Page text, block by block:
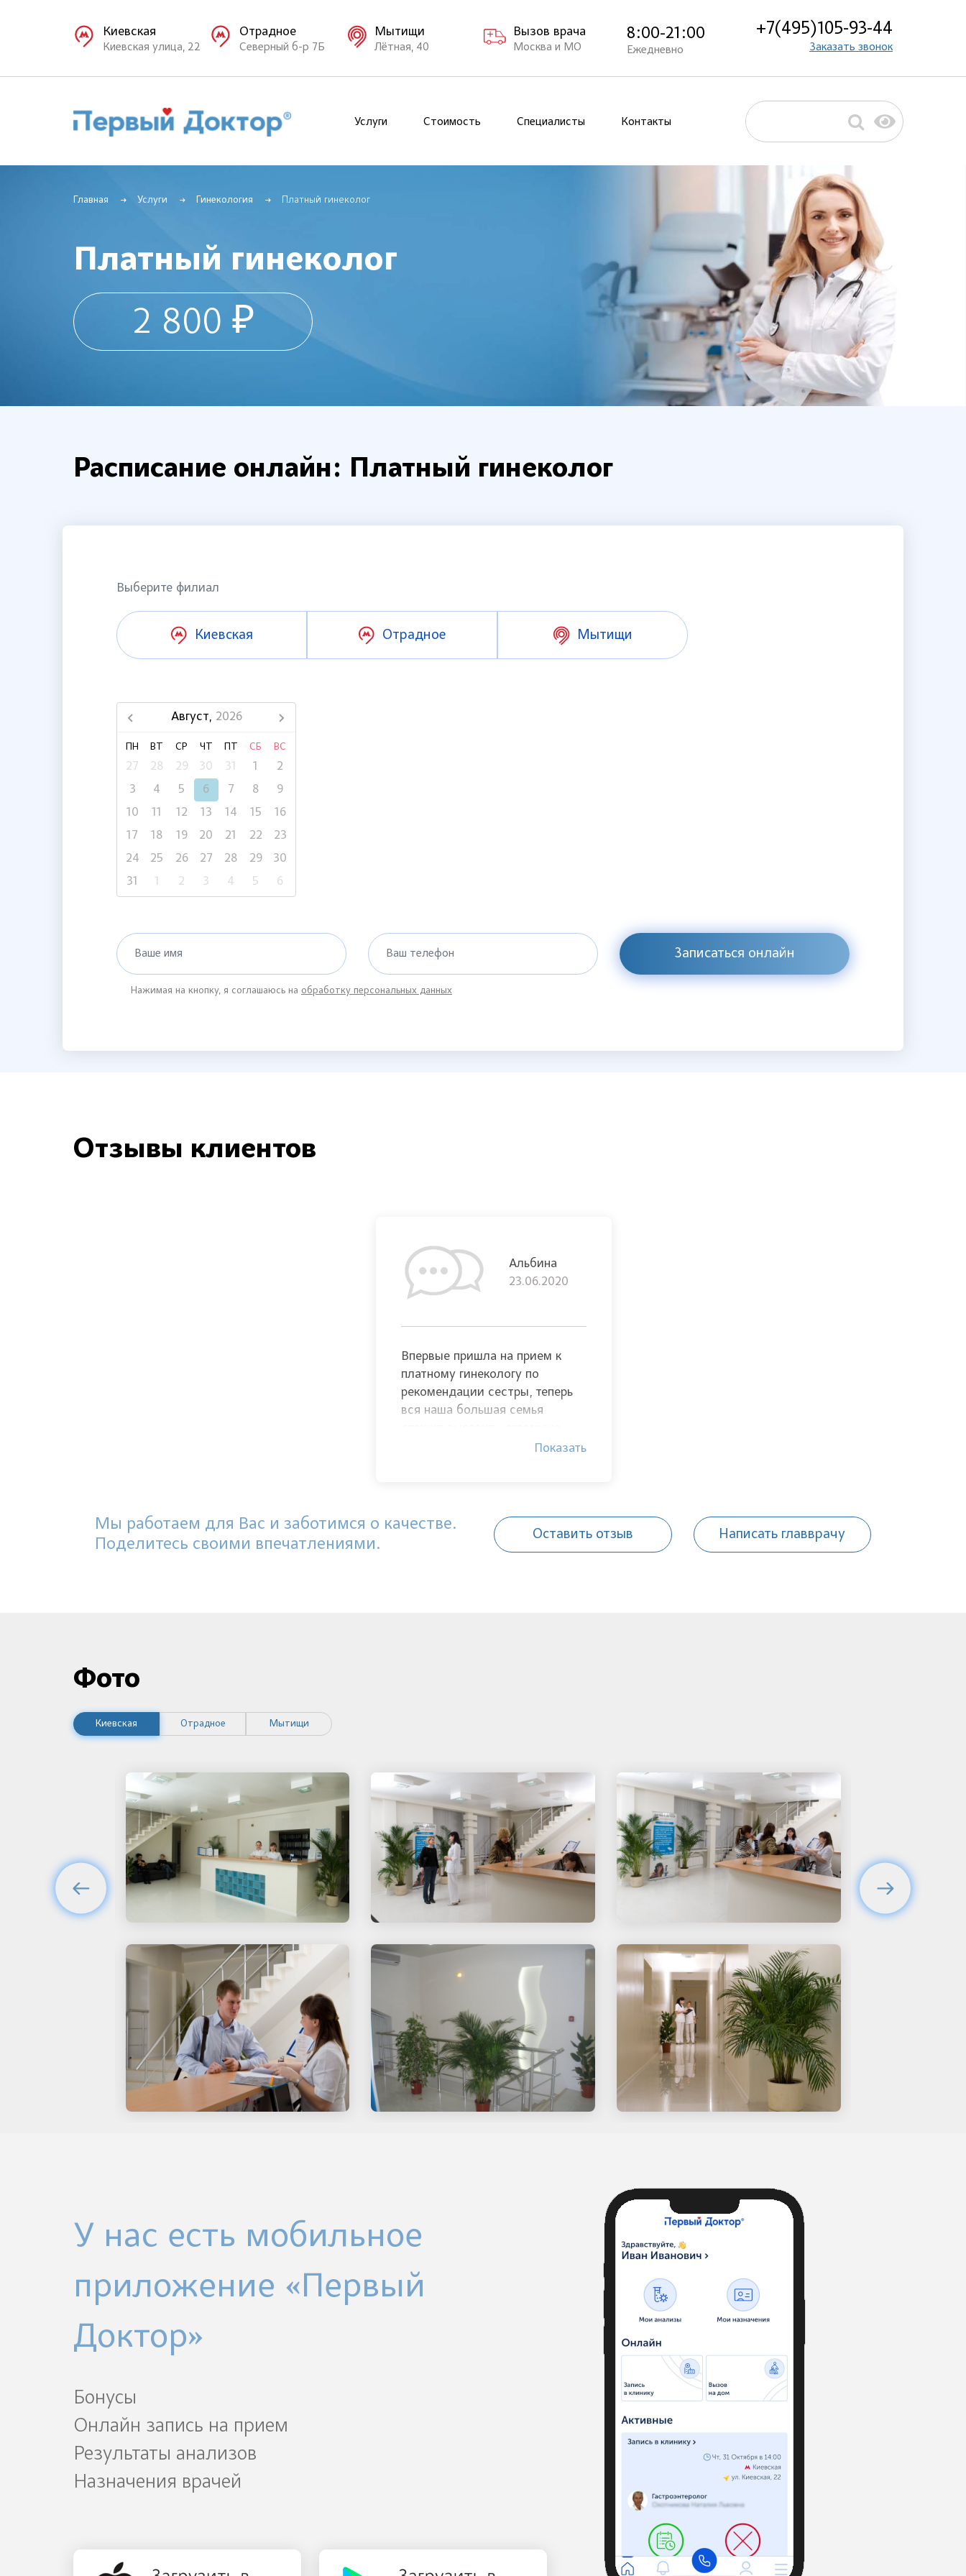
Киевская
Киевская улица, 22
Отрадное
Северный б-р 7Б
Мытищи
Лётная, 40
Вызов врача
Москва и МО
8:00-21:00
Ежедневно
+7(495)105-93-44
Заказать звонок
Услуги Стоимость Специалисты Контакты
Главная Услуги Гинекология Платный гинеколог
Платный гинеколог
2 800 ₽
Расписание онлайн: Платный гинеколог
Выберите филиал
Киевская Отрадное Мытищи
Август, 2026
ПН ВТ СР ЧТ ПТ СБ ВС
27 28 29 30 31 1
2
3
4 5 6 7 8
9
10
11 12 13 14 15
16
17
18 19 20 21 22
23
24
25 26 27 28 29
30
31
1 2 3 4 5 6
Ваше имя Ваш телефон Записаться онлайн
Нажимая на кнопку, я соглашаюсь на обработку персональных данных
Отзывы клиентов
Альбина
23.06.2020
Впервые пришла на прием к
платному гинекологу по
рекомендации сестры, теперь
вся наша большая семья
благодарность врачу Карлы
появился наш чудный малыш!
Спасибо доктор, здоровья вам!
Показать
Мы работаем для Вас и заботимся о качестве.
Поделитесь своими впечатлениями.
Оставить отзыв Написать главврачу
Фото
Киевская Отрадное Мытищи
У нас есть мобильное
приложение «Первый
Доктор»
Бонусы
Онлайн запись на прием
Результаты анализов
Назначения врачей